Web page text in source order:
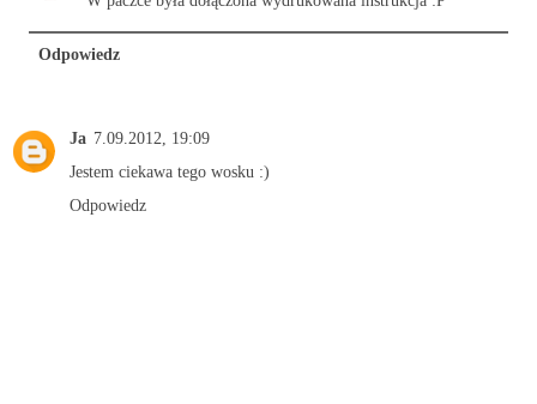
Odpowiedz
Ja 7.09.2012, 19:09
Jestem ciekawa tego wosku :)
Odpowiedz